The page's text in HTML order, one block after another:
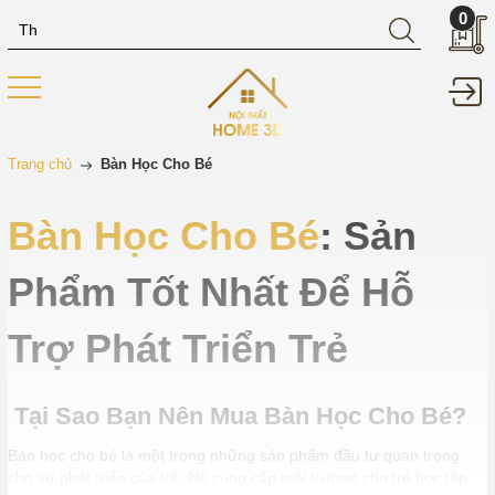
0
Trang chủ Bàn Học Cho Bé
Bàn Học Cho Bé: Sản
Phẩm Tốt Nhất Để Hỗ
Trợ Phát Triển Trẻ
Tại Sao Bạn Nên Mua Bàn Học Cho Bé?
Bàn học cho bé là một trong những sản phẩm đầu tư quan trọng